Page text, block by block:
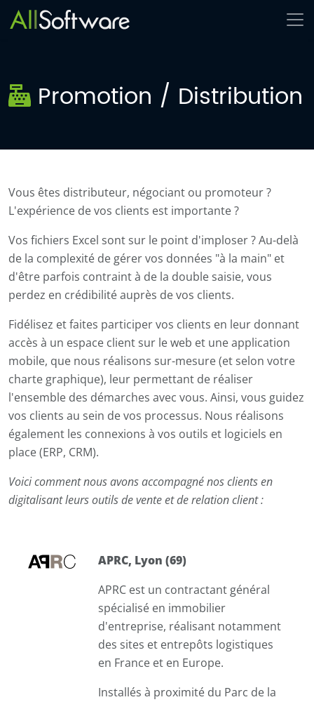
Promotion / Distribution
Vous êtes distributeur, négociant ou promoteur ?
L'expérience de vos clients est importante ?
Vos fichiers Excel sont sur le point d'imploser ? Au-delà
de la complexité de gérer vos données "à la main" et
d'être parfois contraint à de la double saisie, vous
perdez en crédibilité auprès de vos clients.
Fidélisez et faites participer vos clients en leur donnant
accès à un espace client sur le web et une application
mobile, que nous réalisons sur-mesure (et selon votre
charte graphique), leur permettant de réaliser
l'ensemble des démarches avec vous. Ainsi, vous guidez
vos clients au sein de vos processus. Nous réalisons
également les connexions à vos outils et logiciels en
place (ERP, CRM).
Voici comment nous avons accompagné nos clients en
digitalisant leurs outils de vente et de relation client :
APRC, Lyon (69)
APRC est un contractant général
spécialisé en immobilier
d'entreprise, réalisant notamment
des sites et entrepôts logistiques
en France et en Europe.
Installés à proximité du Parc de la